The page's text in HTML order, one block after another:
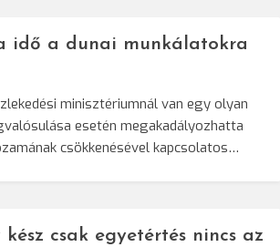
idő a dunai munkálatokra
minisztériumnál van egy olyan
esetén megakadályozhatta
csökkenésével kapcsolatos…
csak egyetértés nincs az